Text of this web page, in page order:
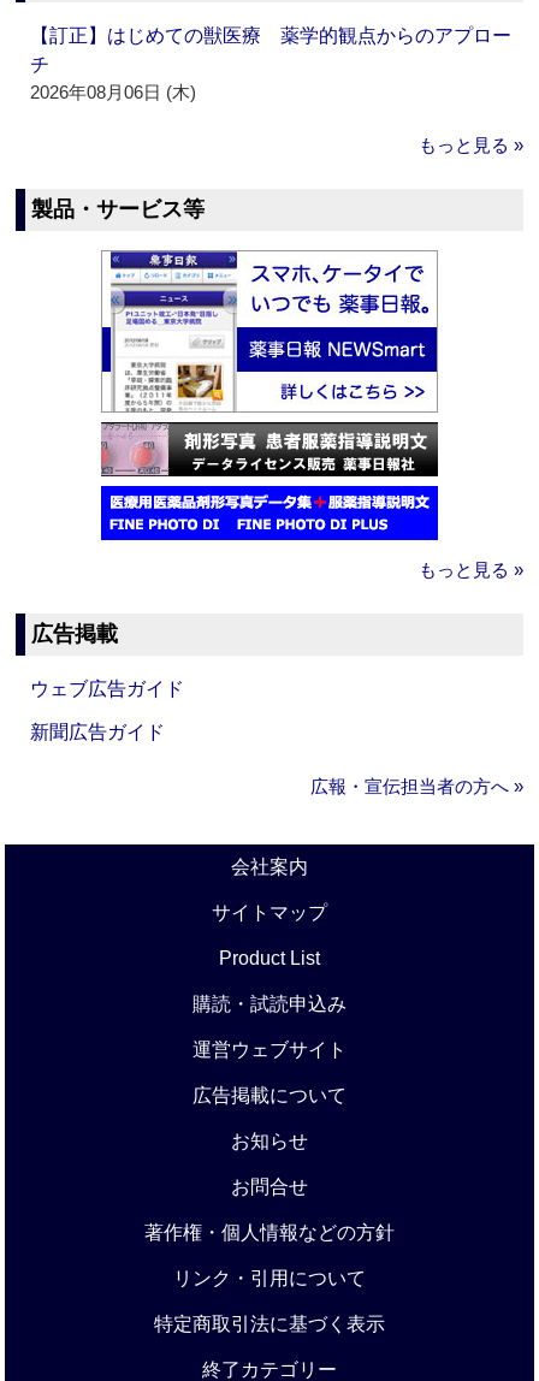
【訂正】はじめての獣医療 薬学的観点からのアプロー
チ
2026年08月06日 (木)
もっと見る »
製品・サービス等
もっと見る »
広告掲載
ウェブ広告ガイド
新聞広告ガイド
広報・宣伝担当者の方へ »
会社案内
サイトマップ
Product List
購読・試読申込み
運営ウェブサイト
広告掲載について
お知らせ
お問合せ
著作権・個人情報などの方針
リンク・引用について
特定商取引法に基づく表示
終了カテゴリー